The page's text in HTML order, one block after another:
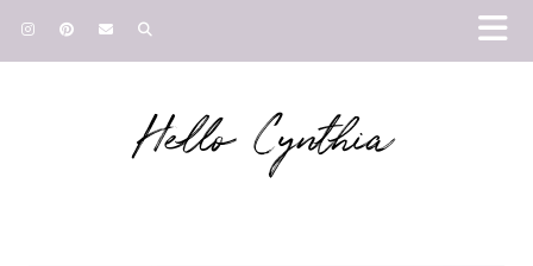
Hello Cynthia